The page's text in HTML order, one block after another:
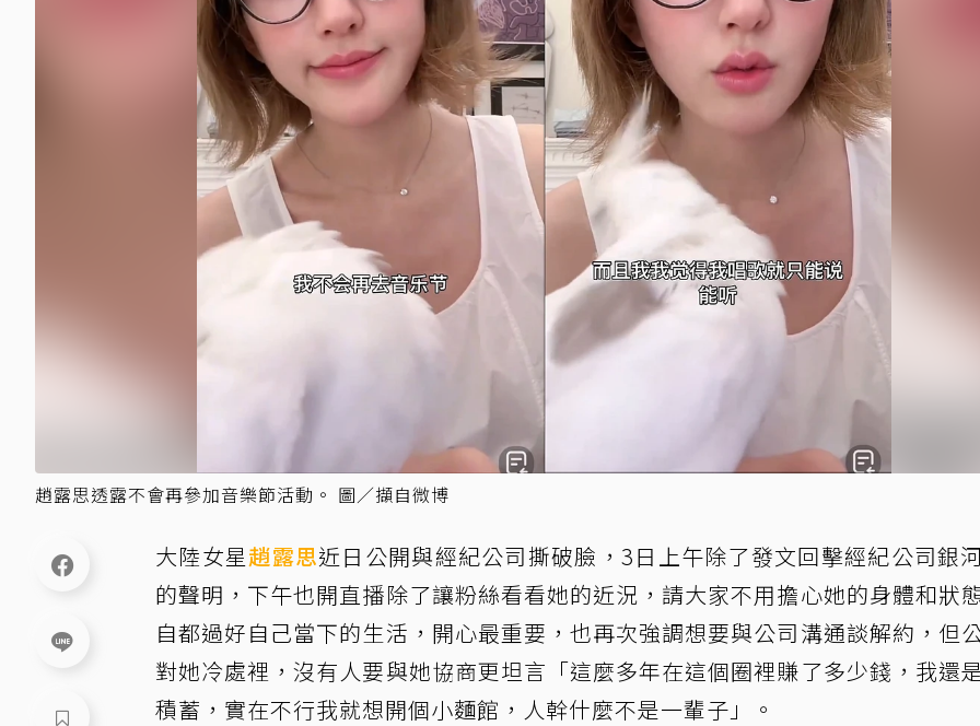
趙露思透露不會再參加音樂節活動。 圖／擷自微博
大陸女星趙露思近日公開與經紀公司撕破臉，3日上午除了發文回擊經紀公司銀
的聲明，下午也開直播除了讓粉絲看看她的近況，請大家不用擔心她的身體和狀
自都過好自己當下的生活，開心最重要，也再次強調想要與公司溝通談解約，但
對她冷處裡，沒有人要與她協商更坦言「這麼多年在這個圈裡賺了多少錢，我還
積蓄，實在不行我就想開個小麵館，人幹什麼不是一輩子」。